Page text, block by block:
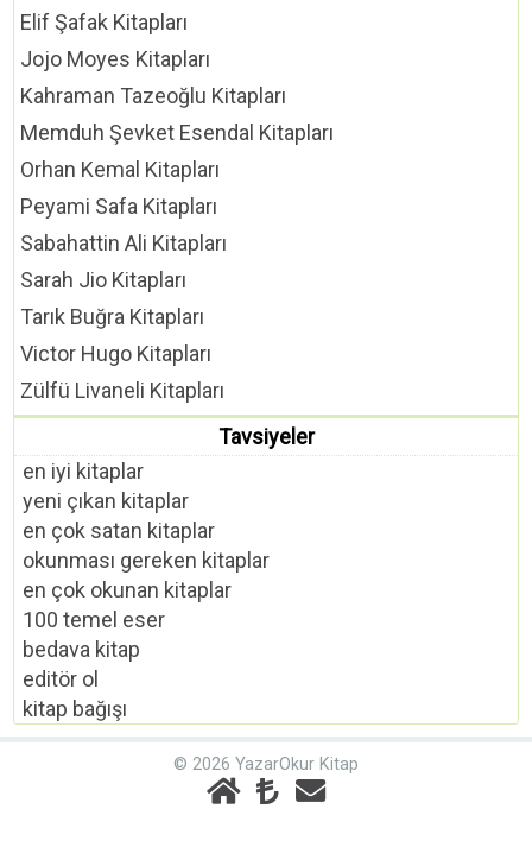
Elif Şafak Kitapları
Jojo Moyes Kitapları
Kahraman Tazeoğlu Kitapları
Memduh Şevket Esendal Kitapları
Orhan Kemal Kitapları
Peyami Safa Kitapları
Sabahattin Ali Kitapları
Sarah Jio Kitapları
Tarık Buğra Kitapları
Victor Hugo Kitapları
Zülfü Livaneli Kitapları
Tavsiyeler
en iyi kitaplar
yeni çıkan kitaplar
en çok satan kitaplar
okunması gereken kitaplar
en çok okunan kitaplar
100 temel eser
bedava kitap
editör ol
kitap bağışı
© 2026 YazarOkur Kitap